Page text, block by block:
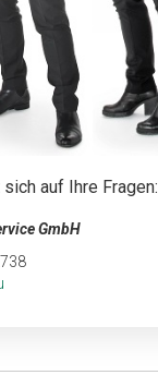
auf Ihre Fragen:
GmbH